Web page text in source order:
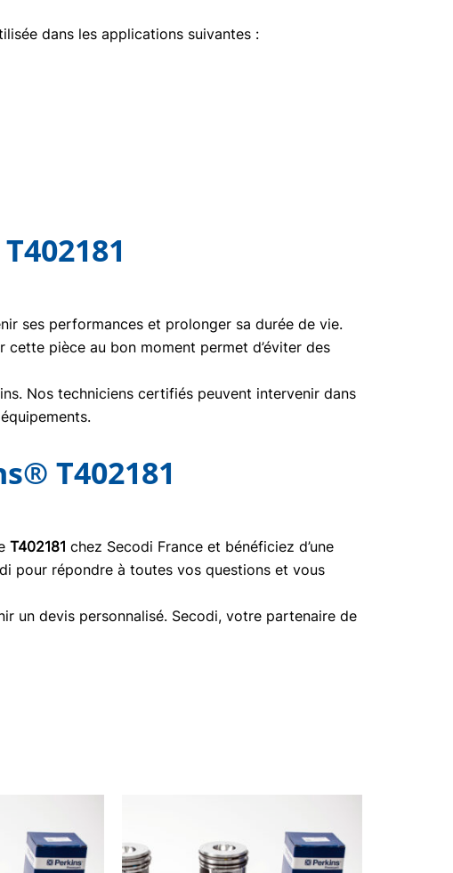
dans les applications suivantes :
ses performances et prolonger sa durée de vie.
pièce au bon moment permet d’éviter des
Nos techniciens certifiés peuvent intervenir dans
T402181
T402181 chez Secodi France et bénéficiez d’une
pour répondre à toutes vos questions et vous
un devis personnalisé. Secodi, votre partenaire de